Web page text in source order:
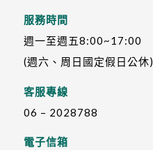
服務時間
週一至週五8:00~17:00
(週六、周日國定假日公休)
客服專線
06 – 2028788
電子信箱